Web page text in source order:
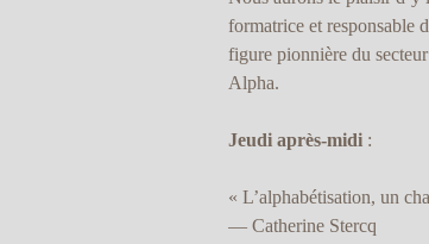
formatrice et responsable
figure pionnière du
Alpha.
Jeudi après-midi :
« L’alphabétisation, un
— Catherine Stercq